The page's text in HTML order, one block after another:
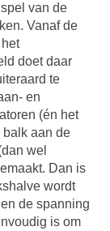
van de
Vanaf de
doet daar
te
en
(én het
balk aan de
wel
Dan is
wordt
de spanning
is om